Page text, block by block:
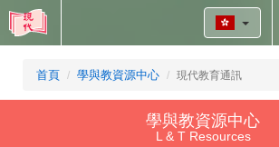
首頁 學與教資源中心 現代教育通訊
學與教資源中心
L & T Resources